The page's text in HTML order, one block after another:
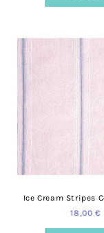
Ice Cream Stripes
18,00 €